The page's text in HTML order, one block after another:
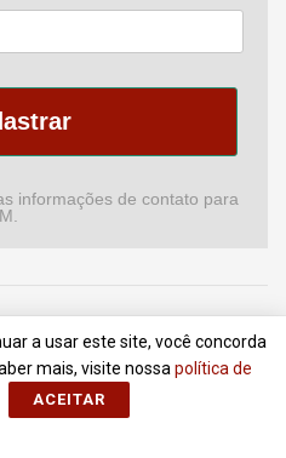
informações de contato para
Comitê de CI
Newsletter
de Uso
- Todos Direitos Reservados |
a usar este site, você concorda
mais, visite nossa política de
ACEITAR